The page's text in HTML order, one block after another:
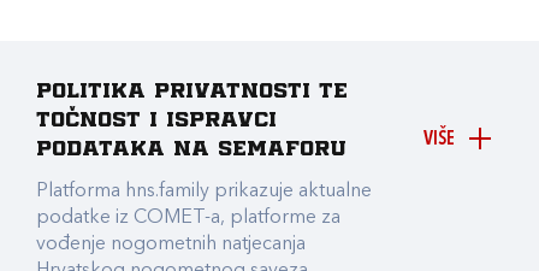
VIŠE
Politika privatnosti te
točnost i ispravci
podataka na Semaforu
Platforma hns.family prikazuje aktualne
podatke iz COMET-a, platforme za
vođenje nogometnih natjecanja